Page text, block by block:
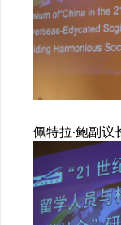
佩特拉·鲍副议